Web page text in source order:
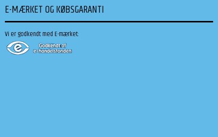
E-MÆRKET OG KØBSGARANTI
Vi er godkendt med E-mærket: